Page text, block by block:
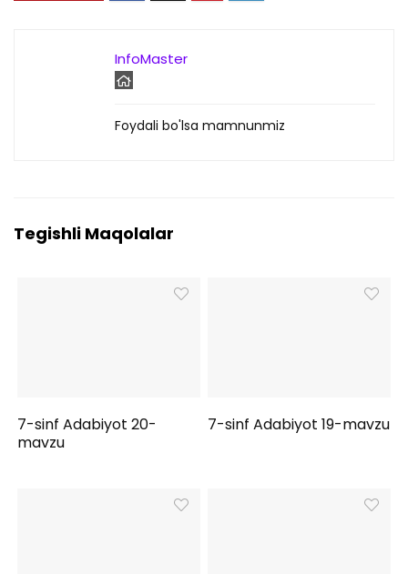
InfoMaster
Foydali bo'lsa mamnunmiz
Tegishli Maqolalar
7-sinf Adabiyot 20-
mavzu
7-sinf Adabiyot 19-mavzu